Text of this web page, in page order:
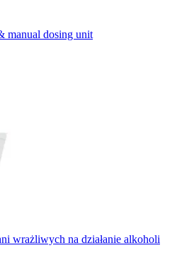
manual dosing unit
wrażliwych na działanie alkoholi